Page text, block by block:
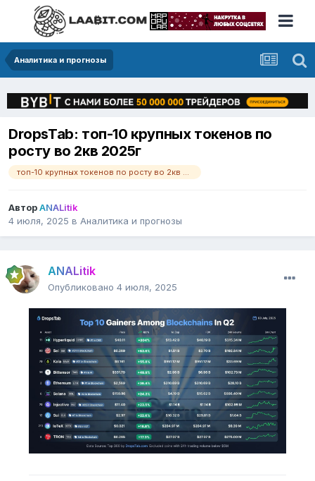
Аналитика и прогнозы
DropsTab: топ-10 крупных токенов по
росту во 2кв 2025г
топ-10 крупных токенов по росту во 2кв 2025г
АвторANALitik
4 июля, 2025 в Аналитика и прогнозы
ANALitik
Опубликовано 4 июля, 2025